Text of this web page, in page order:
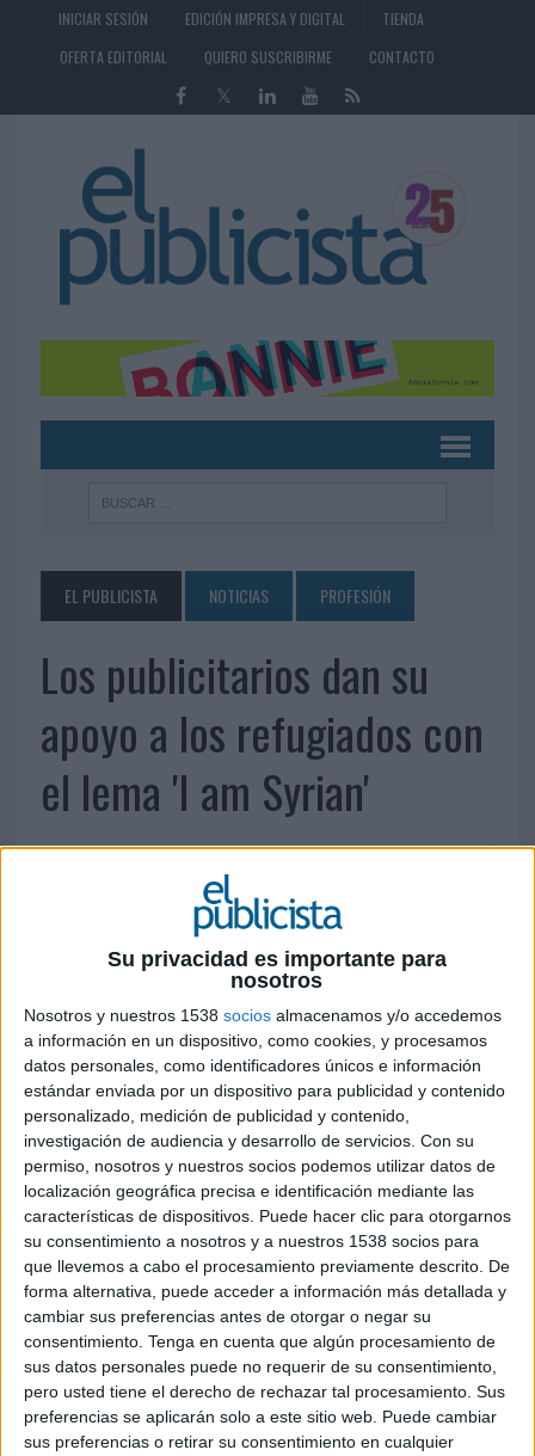
Su privacidad es importante para
nosotros
Nosotros y nuestros 1538 socios almacenamos y/o accedemos
a información en un dispositivo, como cookies, y procesamos
datos personales, como identificadores únicos e información
estándar enviada por un dispositivo para publicidad y contenido
personalizado, medición de publicidad y contenido,
investigación de audiencia y desarrollo de servicios. Con su
permiso, nosotros y nuestros socios podemos utilizar datos de
localización geográfica precisa e identificación mediante las
características de dispositivos. Puede hacer clic para otorgarnos
su consentimiento a nosotros y a nuestros 1538 socios para
que llevemos a cabo el procesamiento previamente descrito. De
forma alternativa, puede acceder a información más detallada y
cambiar sus preferencias antes de otorgar o negar su
consentimiento. Tenga en cuenta que algún procesamiento de
sus datos personales puede no requerir de su consentimiento,
pero usted tiene el derecho de rechazar tal procesamiento. Sus
preferencias se aplicarán solo a este sitio web. Puede cambiar
sus preferencias o retirar su consentimiento en cualquier
INICIAR SESIÓN EDICIÓN IMPRESA Y DIGITAL
TIENDA
OFERTA EDITORIAL
QUIERO SUSCRIBIRME CONTACTO
EL PUBLICISTA NOTICIAS PROFESIÓN
Los publicitarios dan su
apoyo a los refugiados con
el lema 'I am Syrian'
29 DE SEPTIEMBRE DE 2015
A través de un spot realizado por Publicitarios
Implicados
Ricardo Albiñana, Luis Bassat, Toni Segarra, Jose María Piera, Fernando
Martorell, Cuca Canals, Joaquin Lorente, Ana Brossa, Gloria Hernández Mullera,
Jose Ángel Abacéns, Samanta Júdez, Marta Piñol, María Ripoll, Risto Mejide, Rafa
Montilla, Luis Casadevall,...y otros tantos publicitarios dicen “I am Syrian” en el
video que se está rodando como homenaje a los refugiados del conflicto sirio. El
spot, que estará en antena a mediados de octubre, encadena planos de todos los
mencionados diciendo "I am Syrian", sonido directo, que cierra con la
sobreimpresión kill the indifference y "es un mensaje de Publicitarios Implicados".
Este trabajo, realizado para Publicitarios Implicados, ha contado con Sergio Piera
como realizador, Richard Wakefield como director creativo y a Pepino García,
Gara Ramos y Daniela de Paz, como directores de arte.
“Es la primera vez en la historia de la publicidad española que tantos
protagonistas relevantes se unen para una causa solidaria”, afirma Richard
Wakefield, promotor del proyecto a través de Publicitarios Implicados.